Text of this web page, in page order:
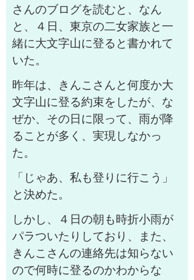
さんのブログを読むと、なん
と、４日、東京の二女家族と一
緒に大文字山に登ると書かれて
いた。
昨年は、きんこさんと何度か大
文字山に登る約束をしたが、な
ぜか、その日に限って、雨が降
ることが多く、実現しなかっ
た。
「じゃあ、私も登りに行こう」
と決めた。
しかし、４日の朝も時折小雨が
パラついたりしており、また、
きんこさんの連絡先は知らない
ので何時に登るのかわからな